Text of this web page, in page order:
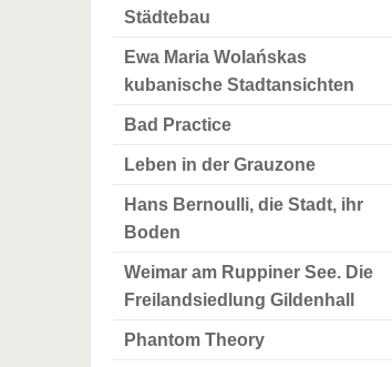
Städtebau
Ewa Maria Wolańskas
kubanische Stadtansichten
Bad Practice
Leben in der Grauzone
Hans Bernoulli, die Stadt, ihr
Boden
Weimar am Ruppiner See. Die
Freilandsiedlung Gildenhall
Phantom Theory